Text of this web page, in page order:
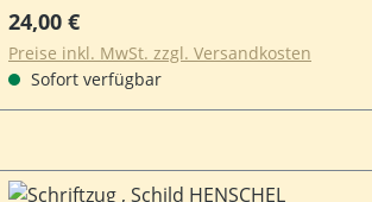
Regulärer Preis:
24,00 €
Preise inkl. MwSt. zzgl. Versandkosten
Sofort verfügbar